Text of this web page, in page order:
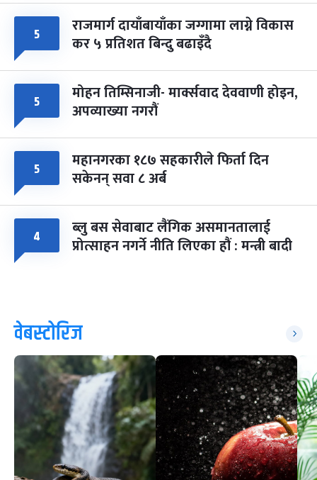
५ राजमार्ग दायाँबायाँका जग्गामा लाग्ने विकास
कर ५ प्रतिशत बिन्दु बढाइँदै
५ मोहन तिम्सिनाजी- मार्क्सवाद देववाणी होइन,
अपव्याख्या नगरौं
५ महानगरका १८७ सहकारीले फिर्ता दिन
सकेनन् सवा ८ अर्ब
४ ब्लु बस सेवाबाट लैंगिक असमानतालाई
प्रोत्साहन नगर्ने नीति लिएका हौं : मन्त्री बादी
वेबस्टोरिज